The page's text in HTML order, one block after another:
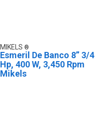
MIKELS
Esmeril De Banco 8” 3/4
Hp, 400 W, 3,450 Rpm
Mikels